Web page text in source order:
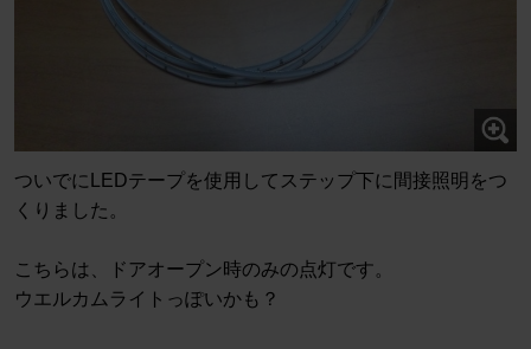
ついでにLEDテープを使用してステップ下に間接照明をつ
くりました。
こちらは、ドアオープン時のみの点灯です。
ウエルカムライトっぽいかも？